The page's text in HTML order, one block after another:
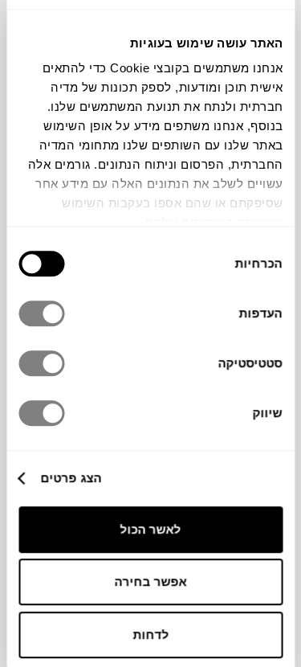
האתר עושה שימוש בעוגיות
אנחנו משתמשים בקובצי Cookie כדי להתאים
אישית תוכן ומודעות, לספק תכונות של מדיה
חברתית ולנתח את תנועת המשתמשים שלנו.
בנוסף, אנחנו משתפים מידע על אופן השימוש
באתר שלנו עם השותפים שלנו מתחומי המדיה
החברתית, הפרסום וניתוח הנתונים. גורמים אלה
עשויים לשלב את הנתונים האלה עם מידע אחר
שסיפקתם או שהם אספו בעקבות השימוש
הסכמה
הכרחיות
העדפות
סטטיסטיקה
שיווק
הצג פרטים
לאשר הכול
אפשר בחירה
לדחות
GERVASONI
17%
הנחה
₪3,624
₪2,971
18%
כסא נערם ידיות STRAW
GERVASONI